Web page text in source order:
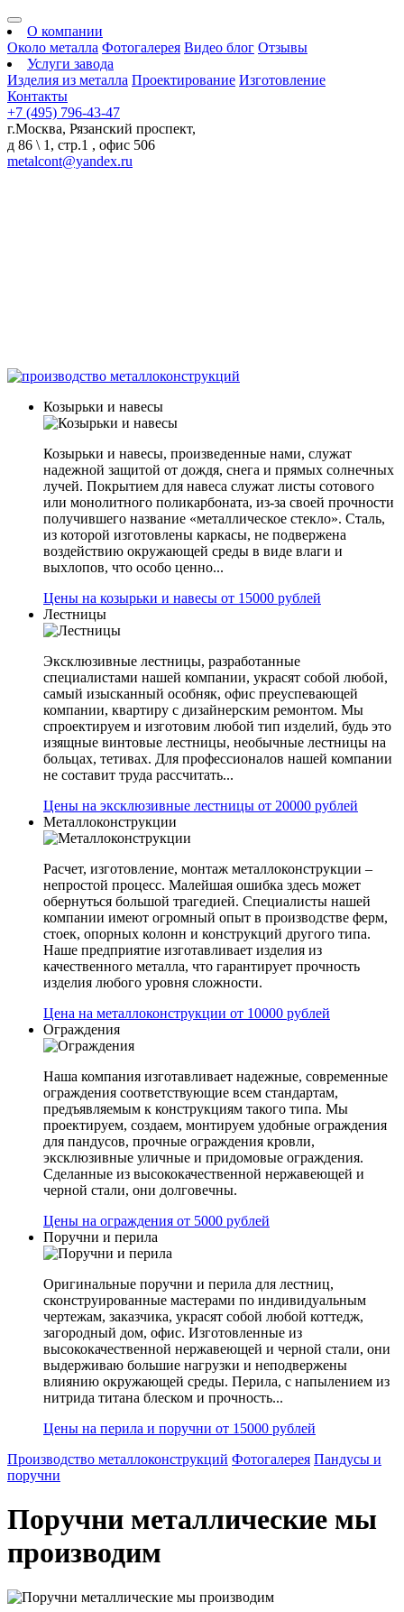
О компании
Около металла Фотогалерея Видео блог Отзывы
Услуги завода
Изделия из металла Проектирование Изготовление
Контакты
+7 (495) 796-43-47
г.Москва, Рязанский проспект,
д 86 \ 1, стр.1 , офис 506
metalcont@yandex.ru
Козырьки и навесы
Козырьки и навесы, произведенные нами, служат
надежной защитой от дождя, снега и прямых солнечных
лучей. Покрытием для навеса служат листы сотового
или монолитного поликарбоната, из-за своей прочности
получившего название «металлическое стекло». Сталь,
из которой изготовлены каркасы, не подвержена
воздействию окружающей среды в виде влаги и
выхлопов, что особо ценно...
Цены на козырьки и навесы от 15000 рублей
Лестницы
Эксклюзивные лестницы, разработанные
специалистами нашей компании, украсят собой любой,
самый изысканный особняк, офис преуспевающей
компании, квартиру с дизайнерским ремонтом. Мы
спроектируем и изготовим любой тип изделий, будь это
изящные винтовые лестницы, необычные лестницы на
больцах, тетивах. Для профессионалов нашей компании
не составит труда рассчитать...
Цены на эксклюзивные лестницы от 20000 рублей
Металлоконструкции
Расчет, изготовление, монтаж металлоконструкции –
непростой процесс. Малейшая ошибка здесь может
обернуться большой трагедией. Специалисты нашей
компании имеют огромный опыт в производстве ферм,
стоек, опорных колонн и конструкций другого типа.
Наше предприятие изготавливает изделия из
качественного металла, что гарантирует прочность
изделия любого уровня сложности.
Цена на металлоконструкции от 10000 рублей
Ограждения
Наша компания изготавливает надежные, современные
ограждения соответствующие всем стандартам,
предъявляемым к конструкциям такого типа. Мы
проектируем, создаем, монтируем удобные ограждения
для пандусов, прочные ограждения кровли,
эксклюзивные уличные и придомовые ограждения.
Сделанные из высококачественной нержавеющей и
черной стали, они долговечны.
Цены на ограждения от 5000 рублей
Поручни и перила
Оригинальные поручни и перила для лестниц,
сконструированные мастерами по индивидуальным
чертежам, заказчика, украсят собой любой коттедж,
загородный дом, офис. Изготовленные из
высококачественной нержавеющей и черной стали, они
выдерживаю большие нагрузки и неподвержены
влиянию окружающей среды. Перила, с напылением из
нитрида титана блеском и прочность...
Цены на перила и поручни от 15000 рублей
Производство металлоконструкций Фотогалерея Пандусы и
поручни
Поручни металлические мы
производим